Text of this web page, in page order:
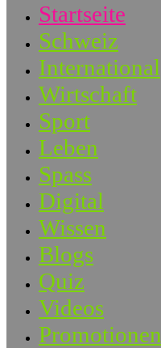
Startseite
Schweiz
International
Wirtschaft
Sport
Leben
Spass
Digital
Wissen
Blogs
Quiz
Videos
Promotionen